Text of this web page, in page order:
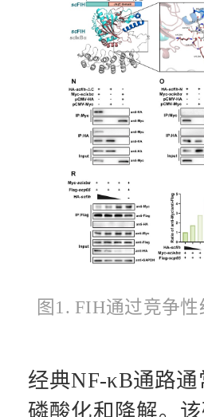
图1. FIH通过竞争
经典NF-κB通路
磷酸化和降解。